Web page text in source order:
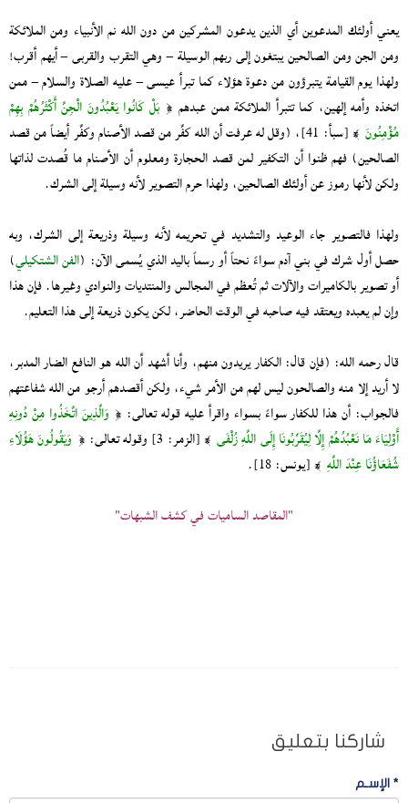
يعني أولئك المدعوين أي الذين يدعون المشركين من دون الله نم الأنبياء ومن الملائكة
ومن الجن ومن الصالحين يبتغون إلى ربهم الوسيلة – وهي التقرب والقربى – أيهم أقرب!
ولهذا يوم القيامة يتبرؤون من دعوة هؤلاء كما تبرأ عيسى – عليه الصلاة والسلام – ممن
اتخذه وأمه إلهين، كما تتبرأ الملائكة ممن عبدهم ﴿بَلْ كَانُوا يَعْبُدُونَ الْجِنَّ أَكْثَرُهُمْ بِهِمْ
مُؤْمِنُونَ
﴾ [سبأ: 41]، (وقل له عرفت أن الله كفَّر من قصد الأصنام وكفَّر أيضاً من قصد
الصالحين) فهم ظنوا أن التكفير لمن قصد الحجارة ومعلوم أن الأصنام ما قُصدت لذاتها
ولكن لأنها رموز عن أولئك الصالحين، ولهذا حرم التصوير لأنه وسيلة إلى الشرك.
ولهذا فالتصوير جاء الوعيد والتشديد في تحريمه لأنه وسيلة وذريعة إلى الشرك، وبه
حصل أول شرك في بني آدم سواءً نحتاً أو رسماً باليد الذي يُسمى الآن: (الفن الشتكيلي)
أو تصوير بالكاميرات والآلات ثم تُعظم في المجالس والمنتديات والنوادي وغيرها. فإن هذا
وإن لم يعبده ويعتقد فيه صاحبه في الوقت الحاضر، لكن يكون ذريعة إلى هذا التعليم.
قال رحمه الله: (فإن قال: الكفار يريدون منهم، وأنا أشهد أن الله هو النافع الضار المدبر،
لا أريد إلا منه والصالحون ليس لهم من الأمر شيء، ولكن أقصدهم أرجو من الله شفاعتهم
فالجواب: أن هذا للكفار سواءً بسواء واقرأ عليه قوله تعالى: ﴿ وَالَّذِينَ اتَّخَذُوا مِنْ دُونِهِ
أَوْلِيَاءَ مَا نَعْبُدُهُمْ إِلَّا لِيُقَرِّبُونَا إِلَى اللَّهِ زُلْفَى﴾ [الزمر: 3] وقوله تعالى: ﴿
وَيَقُولُونَ هَؤُلَاءِ
شُفَعَاؤُنَا عِنْدَ اللَّهِ ﴾ [يونس: 18].
"المقاصد الساميات في كشف الشبهات"
شاركنا بتعليق
* الإسـم